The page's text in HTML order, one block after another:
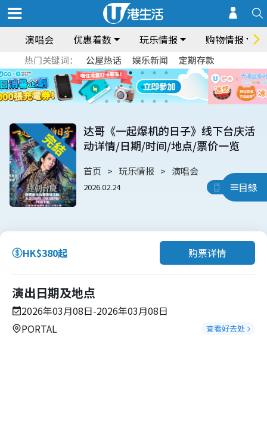
演唱会 优惠着数 玩乐情报 购物情报
热门关键词： 公屋热话 娱乐新闻 定期存款
目錄
达哥《一起爆机的日子》线下台庆活
动详情/日期/时间/地点/票价一览
首页 玩乐情报 演唱会
2026.02.24 用App睇
HK$380起 购票详情
演出日期及地点
2026年03月08日-2026年03月08日
PORTAL
查看好去处